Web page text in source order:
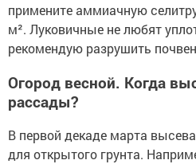
примените аммиачную
м². Луковичные не любят
рекомендую разрушить
Огород весной. Когда
рассады?
В первой декаде марта
для открытого грунта.